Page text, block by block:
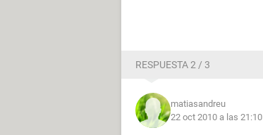
RESPUESTA 2 / 3
matiasandreu
22 oct 2010 a las 21:10